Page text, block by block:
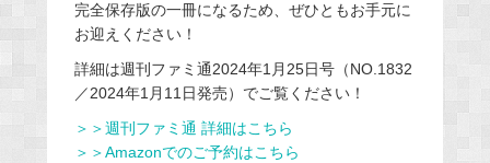
完全保存版の一冊になるため、ぜひともお手元に
お迎えください！
詳細は週刊ファミ通2024年1月25日号（NO.1832
／2024年1月11日発売）でご覧ください！
＞＞週刊ファミ通 詳細はこちら
＞＞Amazonでのご予約はこちら